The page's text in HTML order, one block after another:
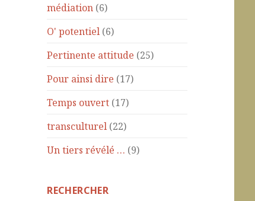
médiation (6)
O' potentiel (6)
Pertinente attitude (25)
Pour ainsi dire (17)
Temps ouvert (17)
transculturel (22)
Un tiers révélé … (9)
RECHERCHER